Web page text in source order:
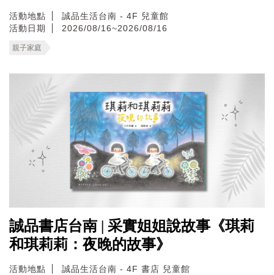
活動地點
誠品生活台南 - 4F 兒童館
活動日期
2026/08/16~2026/08/16
親子家庭
誠品書店台南 | 采實姐姐說故事《琪莉
和琪莉莉：夜晚的故事》
活動地點
誠品生活台南 - 4F 書店 兒童館